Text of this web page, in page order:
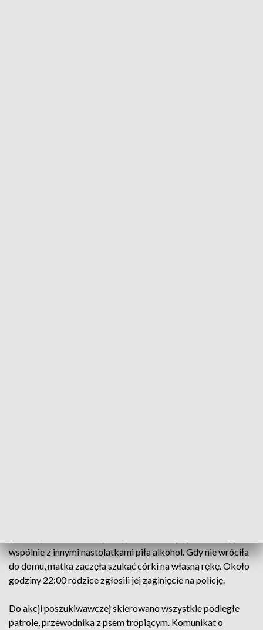
wspólnie z innymi nastolatkami piła alkohol. Gdy nie wróciła
do domu, matka zaczęła szukać córki na własną rękę. Około
godziny 22:00 rodzice zgłosili jej zaginięcie na policję.
Do akcji poszukiwawczej skierowano wszystkie podległe
patrole, przewodnika z psem tropiącym. Komunikat o